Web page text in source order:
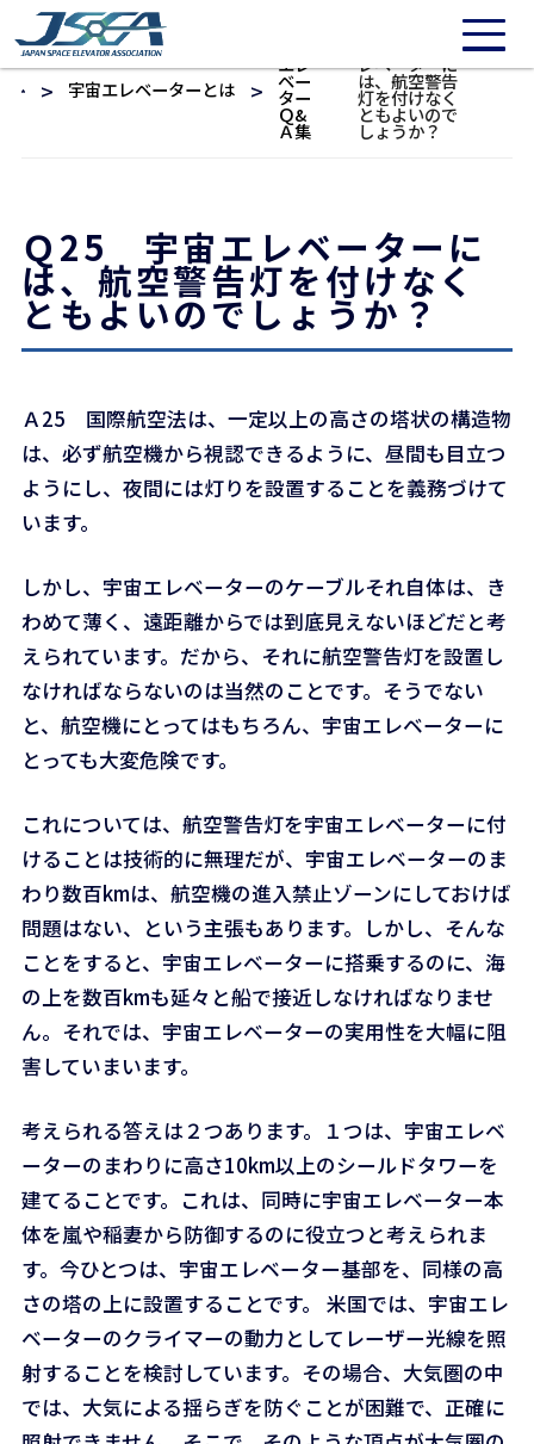
/* 20211016: Need to repair */
宇宙エレベーターとは
エレ
ベー
ター
Ｑ&
Ａ集
レベーターに
は、航空警告
灯を付けなく
ともよいので
しょうか？
Ｑ25 宇宙エレベーターに
は、航空警告灯を付けなく
ともよいのでしょうか？
Ａ25 国際航空法は、一定以上の高さの塔状の構造物
は、必ず航空機から視認できるように、昼間も目立つ
ようにし、夜間には灯りを設置することを義務づけて
います。
しかし、宇宙エレベーターのケーブルそれ自体は、き
わめて薄く、遠距離からでは到底見えないほどだと考
えられています。だから、それに航空警告灯を設置し
なければならないのは当然のことです。そうでない
と、航空機にとってはもちろん、宇宙エレベーターに
とっても大変危険です。
これについては、航空警告灯を宇宙エレベーターに付
けることは技術的に無理だが、宇宙エレベーターのま
わり数百kmは、航空機の進入禁止ゾーンにしておけば
問題はない、という主張もあります。しかし、そんな
ことをすると、宇宙エレベーターに搭乗するのに、海
の上を数百kmも延々と船で接近しなければなりませ
ん。それでは、宇宙エレベーターの実用性を大幅に阻
害していまいます。
考えられる答えは２つあります。１つは、宇宙エレベ
ーターのまわりに高さ10km以上のシールドタワーを
建てることです。これは、同時に宇宙エレベーター本
体を嵐や稲妻から防御するのに役立つと考えられま
す。今ひとつは、宇宙エレベーター基部を、同様の高
さの塔の上に設置することです。 米国では、宇宙エレ
ベーターのクライマーの動力としてレーザー光線を照
射することを検討しています。その場合、大気圏の中
では、大気による揺らぎを防ぐことが困難で、正確に